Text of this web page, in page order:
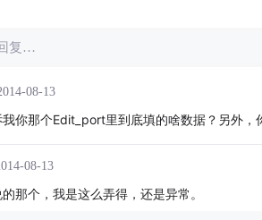
复…
08-13
你那个Edit_port里到底填的啥数据？另外
08-13
那个，我是这么弄得，还是异常。